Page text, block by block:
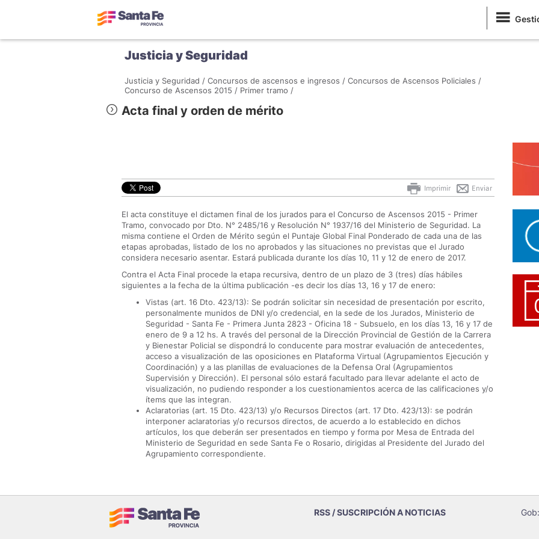
Justicia y Seguridad
Justicia y Seguridad / Concursos de ascensos e ingresos / Concursos de Ascensos Policiales /
Concurso de Ascensos 2015 / Primer tramo /
Acta final y orden de mérito
Enviar
Imprimir
El acta constituye el dictamen final de los jurados para el Concurso de Ascensos 2015 - Primer
Tramo, convocado por Dto. N° 2485/16 y Resolución N° 1937/16 del Ministerio de Seguridad. La
misma contiene el Orden de Mérito según el Puntaje Global Final Ponderado de cada una de las
etapas aprobadas, listado de los no aprobados y las situaciones no previstas que el Jurado
considera necesario asentar. Estará publicada durante los días 10, 11 y 12 de enero de 2017.
Contra el Acta Final procede la etapa recursiva, dentro de un plazo de 3 (tres) días hábiles
siguientes a la fecha de la última publicación -es decir los días 13, 16 y 17 de enero:
Vistas (art. 16 Dto. 423/13): Se podrán solicitar sin necesidad de presentación por escrito,
personalmente munidos de DNI y/o credencial, en la sede de los Jurados, Ministerio de
Seguridad - Santa Fe - Primera Junta 2823 - Oficina 18 - Subsuelo, en los días 13, 16 y 17 de
enero de 9 a 12 hs. A través del personal de la Dirección Provincial de Gestión de la Carrera
y Bienestar Policial se dispondrá lo conducente para mostrar evaluación de antecedentes,
acceso a visualización de las oposiciones en Plataforma Virtual (Agrupamientos Ejecución y
Coordinación) y a las planillas de evaluaciones de la Defensa Oral (Agrupamientos
Supervisión y Dirección). El personal sólo estará facultado para llevar adelante el acto de
visualización, no pudiendo responder a los cuestionamientos acerca de las calificaciones y/o
ítems que las integran.
Aclaratorias (art. 15 Dto. 423/13) y/o Recursos Directos (art. 17 Dto. 423/13): se podrán
interponer aclaratorias y/o recursos directos, de acuerdo a lo establecido en dichos
artículos, los que deberán ser presentados en tiempo y forma por Mesa de Entrada del
Ministerio de Seguridad en sede Santa Fe o Rosario, dirigidas al Presidente del Jurado del
Agrupamiento correspondiente.
RSS / SUSCRIPCIÓN A NOTICIAS